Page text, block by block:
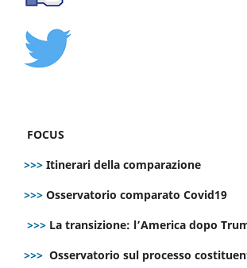
FOCUS
>>> Itinerari della comparazione
>>> Osservatorio comparato Covid19
>>> La transizione: l’America dopo
>>> Osservatorio sul processo